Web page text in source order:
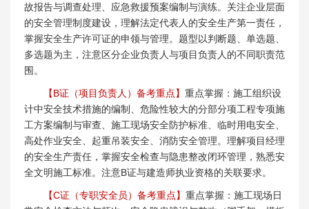
故报告与调查处理、应急救援预案编制与演练。关注企业层面
的安全管理制度建设，理解法定代表人的安全生产第一责任，
掌握安全生产许可证的申领与管理。题型以判断题、单选题、
多选题为主，注意区分企业负责人与项目负责人的不同职责范
围。
【B证（项目负责人）备考重点】 重点掌握：施工组织设
计中安全技术措施的编制、危险性较大的分部分项工程专项施
工方案编制与审查、施工现场安全防护标准、临时用电安全、
高处作业安全、起重吊装安全、消防安全管理。理解项目经理
的安全生产责任，掌握安全检查与隐患整改闭环管理，熟悉安
全文明施工标准。注意B证与建造师执业资格的关联要求。
【C证（专职安全员）备考重点】 重点掌握：施工现场日